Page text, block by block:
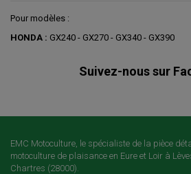
Pour modèles :
HONDA : GX240 - GX270 - GX340 - GX390
Suivez-nous sur
EMC Motoculture, le spécialiste de la pièce
motoculture de plaisance en Eure et Loir à
Chartres (28000).